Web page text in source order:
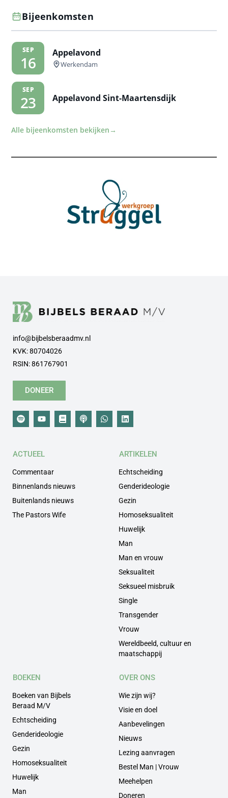
Bijeenkomsten
SEP
16
Appelavond
Werkendam
SEP
23 Appelavond Sint-Maartensdijk
Alle bijeenkomsten bekijken →
info@bijbelsberaadmv.nl
KVK: 80704026
RSIN: 861767901
DONEER
ACTUEEL
Commentaar
Binnenlands nieuws
Buitenlands nieuws
The Pastors Wife
ARTIKELEN
Echtscheiding
Genderideologie
Gezin
Homoseksualiteit
Huwelijk
Man
Man en vrouw
Seksualiteit
Seksueel misbruik
Single
Transgender
Vrouw
Wereldbeeld, cultuur en
maatschappij
BOEKEN
Boeken van Bijbels
Beraad M/V
Echtscheiding
Genderideologie
Gezin
Homoseksualiteit
Huwelijk
Man
OVER ONS
Wie zijn wij?
Visie en doel
Aanbevelingen
Nieuws
Lezing aanvragen
Bestel Man | Vrouw
Meehelpen
Doneren